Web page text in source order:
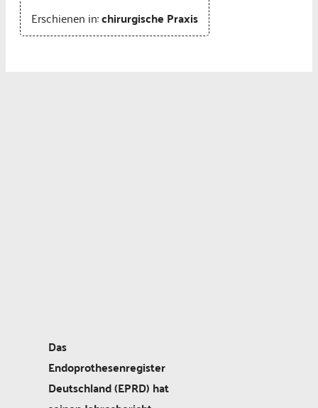
Erschienen in:chirurgische Praxis
Das
Endoprothesenregister
Deutschland (EPRD) hat